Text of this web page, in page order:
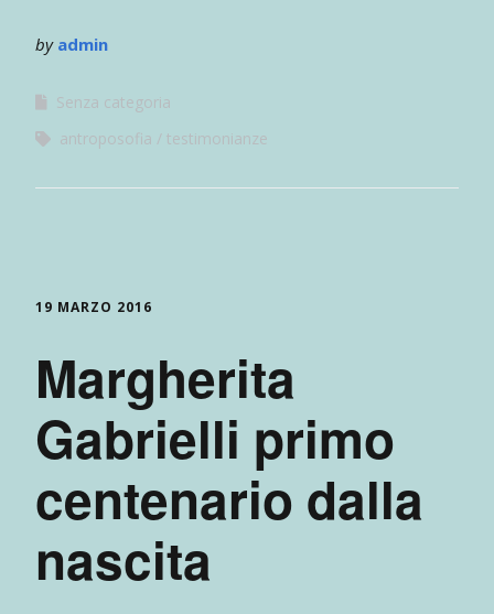
by admin
Senza categoria
antroposofia
testimonianze
19 MARZO 2016
Margherita
Gabrielli primo
centenario dalla
nascita